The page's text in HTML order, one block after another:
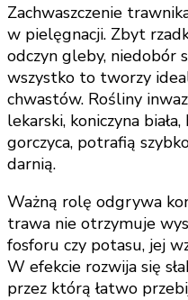
Zachwaszczenie
w pielęgnacji. Zbyt
odczyn gleby, niedobór
wszystko to tworzy
chwastów. Rośliny
lekarski, koniczyna
gorczyca, potrafią
darnią.
Ważną rolę odgrywa
trawa nie otrzymuje
fosforu czy potasu, jej
W efekcie rozwija się
przez którą łatwo